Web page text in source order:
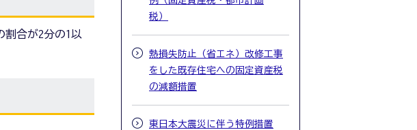
割合が2分の1以
税）
熱損失防止（省エネ）改修工事
をした既存住宅への固定資産税
の減額措置
東日本大震災に伴う特例措置